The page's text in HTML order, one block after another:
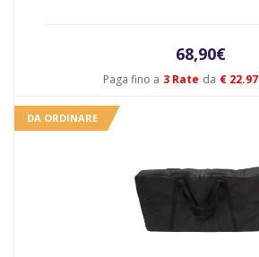
Paga fino a 3 Rate da € 22.97
68,90€
DA ORDINARE